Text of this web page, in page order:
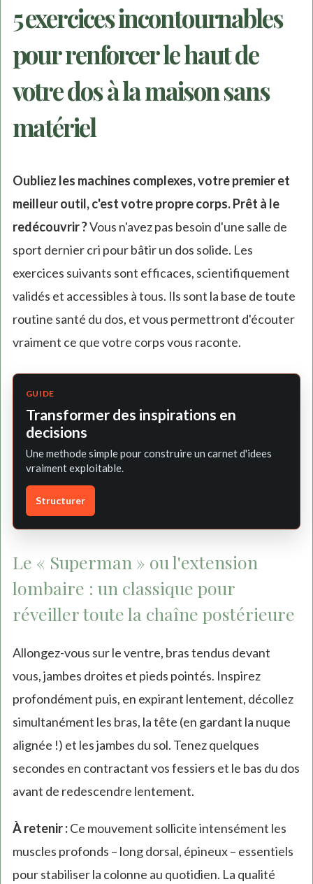
5 exercices incontournables
pour renforcer le haut de
votre dos à la maison sans
matériel
Oubliez les machines complexes, votre premier et
meilleur outil, c'est votre propre corps. Prêt à le
redécouvrir ?Vous n'avez pas besoin d'une salle de
sport dernier cri pour bâtir un dos solide. Les
exercices suivants sont efficaces, scientifiquement
validés et accessibles à tous. Ils sont la base de toute
routine santé du dos, et vous permettront d'écouter
vraiment ce que votre corps vous raconte.
GUIDE
Transformer des inspirations en
decisions
Une methode simple pour construire un carnet d'idees
vraiment exploitable.
Structurer
Le « Superman » ou l'extension
lombaire : un classique pour
réveiller toute la chaîne postérieure
Allongez-vous sur le ventre, bras tendus devant
vous, jambes droites et pieds pointés. Inspirez
profondément puis, en expirant lentement, décollez
simultanément les bras, la tête (en gardant la nuque
alignée !) et les jambes du sol. Tenez quelques
secondes en contractant vos fessiers et le bas du dos
avant de redescendre lentement.
À retenir :Ce mouvement sollicite intensément les
muscles profonds – long dorsal, épineux – essentiels
pour stabiliser la colonne au quotidien. La qualité